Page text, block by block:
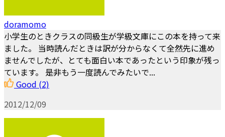
doramomo
小学生のときクラスの同級生が学級文庫にこの本を持って来
ました。 当時読んだときは訳が分からなくて全然先に進め
ませんでしたが、とても面白い本であったという印象が残っ
ています。 是非もう一度読んでみたいで...
Good (2)
2012/12/09